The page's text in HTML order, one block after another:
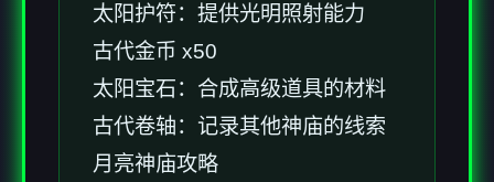
太阳护符：提供光明照射能力
古代金币 x50
太阳宝石：合成高级道具的材料
古代卷轴：记录其他神庙的线索
月亮神庙攻略